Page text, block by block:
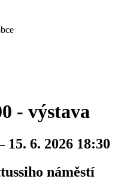
- výstava
15. 6. 2026 18:30
náměstí